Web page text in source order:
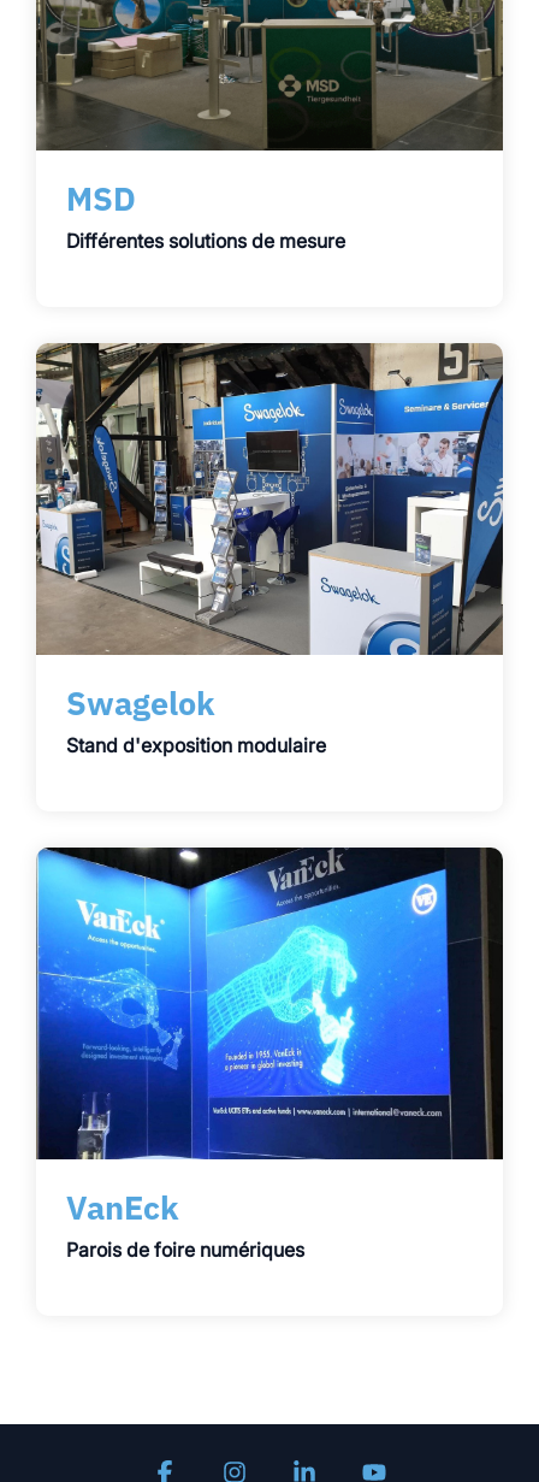
MSD
Différentes solutions de mesure
Swagelok
Stand d'exposition modulaire
VanEck
Parois de foire numériques
FacebookInstagramLinkedin